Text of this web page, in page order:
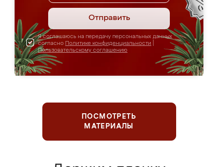
Отправить
Я соглашаюсь на передачу персональных данных
согласно Политике конфиденциальности
Пользовательскому соглашению
ПОСМОТРЕТЬ
МАТЕРИАЛЫ